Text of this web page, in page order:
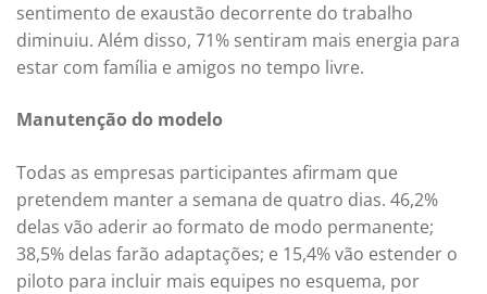
sentimento de exaustão decorrente do trabalho
diminuiu. Além disso, 71% sentiram mais energia para
estar com família e amigos no tempo livre.
Manutenção do modelo
Todas as empresas participantes afirmam que
pretendem manter a semana de quatro dias. 46,2%
delas vão aderir ao formato de modo permanente;
38,5% delas farão adaptações; e 15,4% vão estender o
piloto para incluir mais equipes no esquema, por